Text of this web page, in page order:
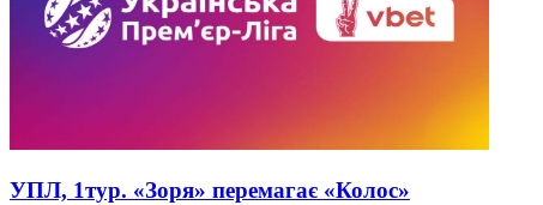
УПЛ, 1тур. «Зоря» перемагає «Колос»